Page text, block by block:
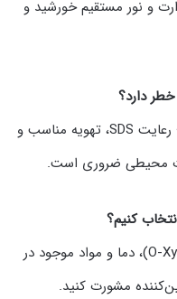
و نور مستقیم خورشید و
زایلین ماده‌ای فرار و قابل اشتعال است؛ رعایت SDS، تهویه مناسب و
محیطی ضروری است.
نوع ایزومر (O-Xylene، M-Xylene، P-Xylene)، دما و مواد موجود در
مشورت کنید.